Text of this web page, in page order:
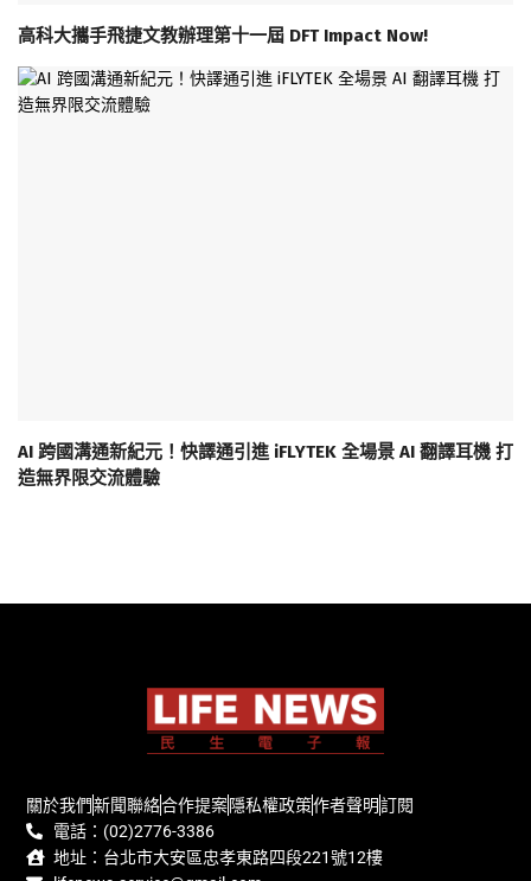
高科大攜手飛捷文教辦理第十一屆 DFT Impact Now!
AI 跨國溝通新紀元！快譯通引進 iFLYTEK 全場景 AI 翻譯耳機 打
造無界限交流體驗
關於我們新聞聯絡合作提案隱私權政策作者聲明訂閱
電話：(02)2776-3386
地址：台北市大安區忠孝東路四段221號12樓